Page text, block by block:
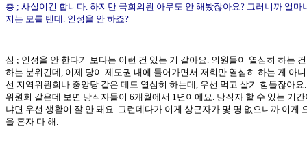
총 ; 사실이긴 합니다. 하지만 국회의원 아무도 안 해봤잖아요? 그러니까 얼마
지는 모를 텐데. 인정을 안 하죠?
심 ; 인정을 안 한다기 보다는 이런 건 있는 거 같아요. 의원들이 열심히 하는
하는 분위긴데, 이제 당이 제도권 내에 들어가면서 저희만 열심히 하는 게 아
선 지역위원회나 중앙당 같은 데도 열심히 하는데, 우선 먹고 살기 힘들잖아요
위원회 같은데 보면 당직자들이 6개월에서 1년이에요. 당직자 할 수 있는 기간
냐면 우선 생활이 잘 안 돼요. 그런데다가 이게 상근자가 몇 명 없으니까 이게
을 혼자 다 해.